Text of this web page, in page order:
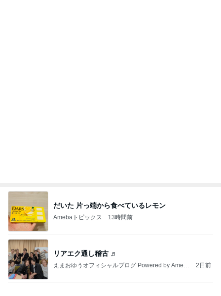
二歳から息子がずっと好きな味噌汁
外国人の生活保護受給は憲法違反・・中国人の生活
ンを
日本人よ、いつまで寝てる、起きろ。 1日前